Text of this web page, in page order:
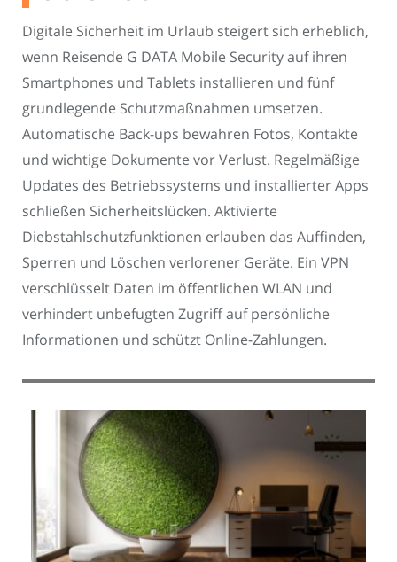
Digitale Sicherheit im Urlaub steigert sich erheblich,
wenn Reisende G DATA Mobile Security auf ihren
Smartphones und Tablets installieren und fünf
grundlegende Schutzmaßnahmen umsetzen.
Automatische Back-ups bewahren Fotos, Kontakte
und wichtige Dokumente vor Verlust. Regelmäßige
Updates des Betriebssystems und installierter Apps
schließen Sicherheitslücken. Aktivierte
Diebstahlschutzfunktionen erlauben das Auffinden,
Sperren und Löschen verlorener Geräte. Ein VPN
verschlüsselt Daten im öffentlichen WLAN und
verhindert unbefugten Zugriff auf persönliche
Informationen und schützt Online-Zahlungen.